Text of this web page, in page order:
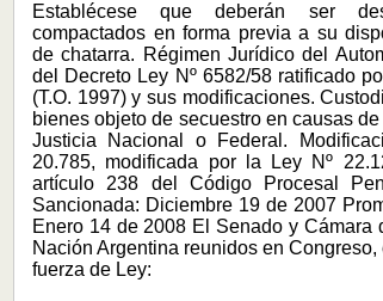
Establécese que deberán ser
compactados en forma previa a su
de chatarra. Régimen Jurídico del
del Decreto Ley Nº 6582/58 ratificado
(T.O. 1997) y sus modificaciones.
bienes objeto de secuestro en causas
Justicia Nacional o Federal.
20.785, modificada por la Ley Nº
artículo 238 del Código Procesal
Sancionada: Diciembre 19 de 2007
Enero 14 de 2008 El Senado y Cámara
Nación Argentina reunidos en
fuerza de Ley: